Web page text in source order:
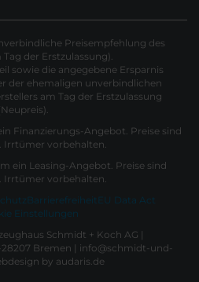
Preisempfehlung des
der Erstzulassung).
sowie die angegebene Ersparnis
der ehemaligen unverbindlichen
am Tag der Erstzulassung
Finanzierungs-Angebot. Preise sind
Irrtümer vorbehalten.
ein Leasing-Angebot. Preise sind
Irrtümer vorbehalten.
Barrierefreiheit EU Data Act
Einstellungen
Schmidt + Koch AG |
28207 Bremen | info@schmidt-und-
by audaris.de